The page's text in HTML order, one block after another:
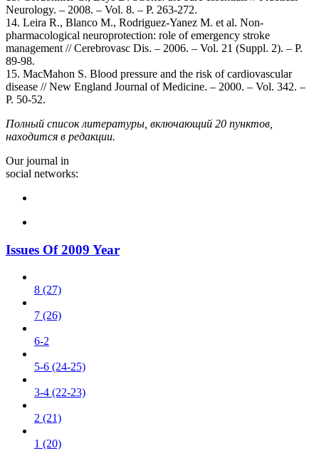
Neurology. – 2008. – Vol. 8. – P. 263-272.
14. Leira R., Blanco M., Rodriguez-Yanez M. et al. Non-
pharmacological neuroprotection: role of emergency stroke
management // Cerebrovasc Dis. – 2006. – Vol. 21 (Suppl. 2). – P.
89-98.
15. MacMahon S. Blood pressure and the risk of cardiovascular
disease // New England Journal of Medicine. – 2000. – Vol. 342. –
P. 50-52.
Полный список литературы, включающий 20 пунктов,
находится в редакции.
Our journal in
social networks:
Issues Of 2009 Year
8 (27)
7 (26)
6-2
5-6 (24-25)
3-4 (22-23)
2 (21)
1 (20)